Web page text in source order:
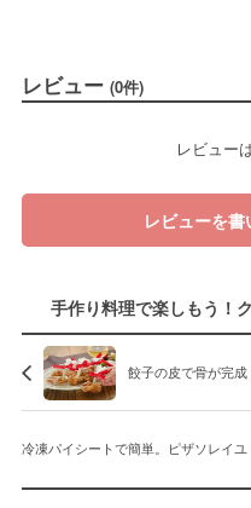
レビュー (0件)
レビュー
レビューを
手作り料理で楽しもう！
餃子の皮で骨が完
冷凍パイシートで簡単。ピザソレイユ